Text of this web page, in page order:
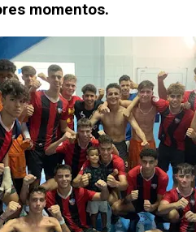
momentos.